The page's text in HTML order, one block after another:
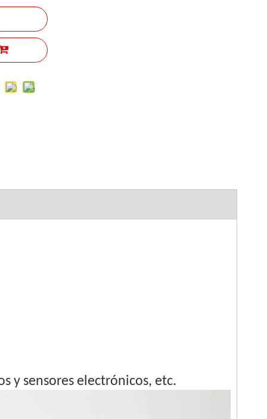
y sensores electrónicos, etc.